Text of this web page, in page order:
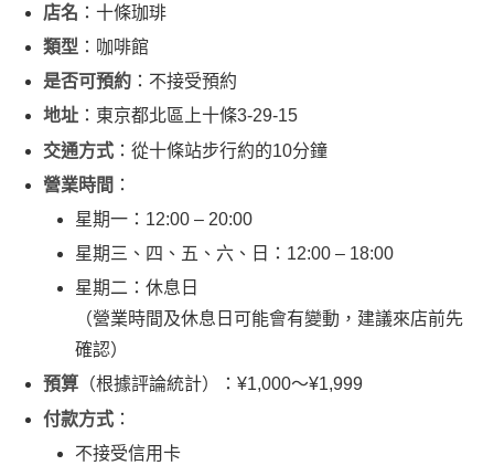
店名 ：十條珈琲
類型 ：咖啡館
是否可預約 ：不接受預約
地址 ：東京都北區上十條3-29-15
交通方式 ：從十條站步行約的10分鐘
營業時間 ：
星期一：12:00 – 20:00
星期三、四、五、六、日：12:00 – 18:00
星期二：休息日
（營業時間及休息日可能會有變動，建議來店前先
確認）
預算 （根據評論統計）：¥1,000～¥1,999
付款方式 ：
不接受信用卡